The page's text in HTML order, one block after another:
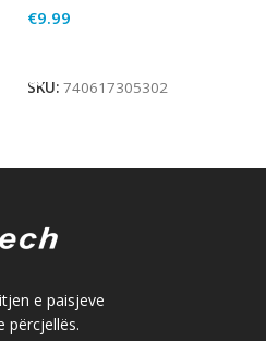
€9.99
SKU: 740617305302
e paisjeve
përcjellës.